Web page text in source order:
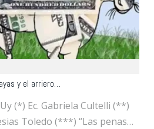
y el arriero…
(*) Ec. Gabriela Cultelli (**)
Toledo (***) “Las penas…